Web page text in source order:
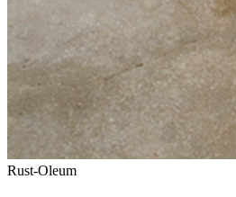
Rust-Oleum